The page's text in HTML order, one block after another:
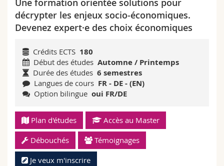
Sciences et médecine
Interfacultaire
Collaborateurs
Doctorants
Webmail
Programme des cours
MyUnifr
Une formation orientée solutions pour
décrypter les enjeux socio-économiques.
Devenez expert·e des choix économiques
Crédits ECTS 180
Début des études Automne / Printemps
Durée des études 6 semestres
Langues de cours FR - DE - (EN)
Option bilingue oui FR/DE
Plan d'études
Accès au Master
Débouchés
Témoignages
Je veux m'inscrire